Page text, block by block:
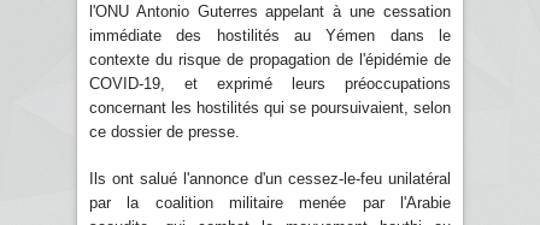
l'ONU Antonio Guterres appelant à une cessation
immédiate des hostilités au Yémen dans le
contexte du risque de propagation de l'épidémie de
COVID-19, et exprimé leurs préoccupations
concernant les hostilités qui se poursuivaient, selon
ce dossier de presse.
Ils ont salué l'annonce d'un cessez-le-feu unilatéral
par la coalition militaire menée par l'Arabie